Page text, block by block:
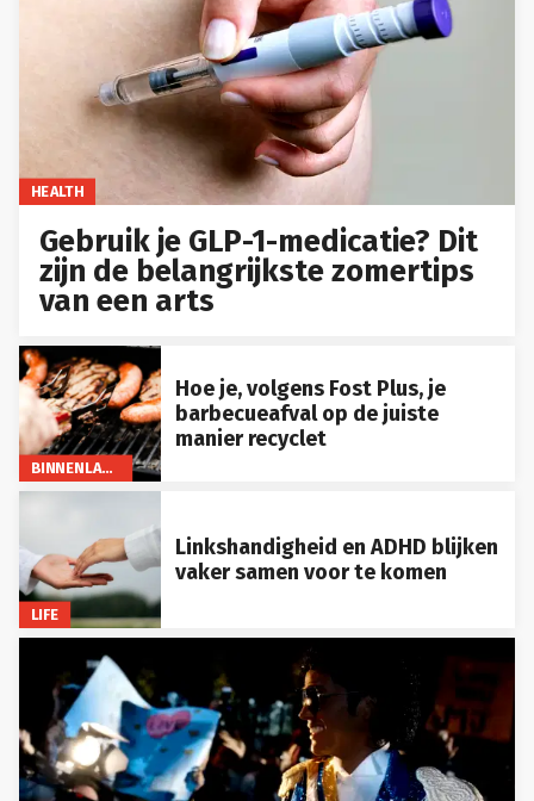
HEALTH
Gebruik je GLP-1-medicatie? Dit
zijn de belangrijkste zomertips
van een arts
BINNENLAND
Hoe je, volgens Fost Plus, je
barbecueafval op de juiste
manier recyclet
LIFE
Linkshandigheid en ADHD blijken
vaker samen voor te komen